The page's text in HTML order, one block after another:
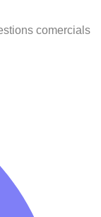
comercials